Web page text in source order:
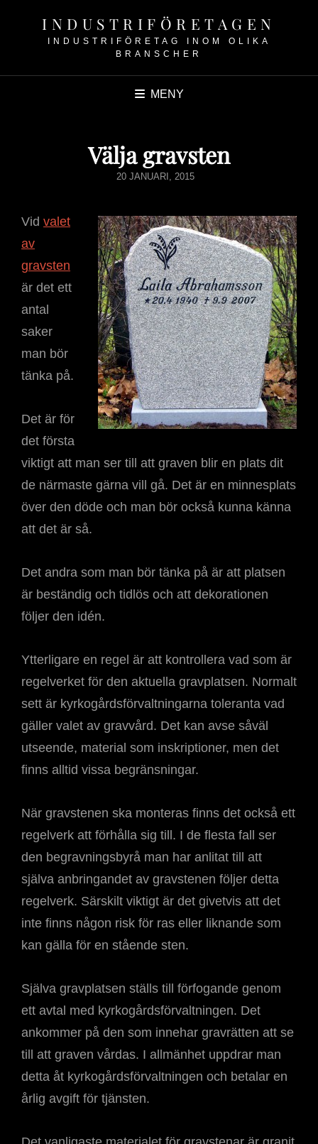
INDUSTRIFÖRETAGEN
INDUSTRIFÖRETAG INOM OLIKA
BRANSCHER
MENY
Välja gravsten
PUBLICERAT
20 JANUARI, 2015
Vid valet
av
gravsten
är det ett
antal
saker
man bör
tänka på.
Det är för
det första
viktigt att man ser till att graven blir en plats dit
de närmaste gärna vill gå. Det är en minnesplats
över den döde och man bör också kunna känna
att det är så.
Det andra som man bör tänka på är att platsen
är beständig och tidlös och att dekorationen
följer den idén.
Ytterligare en regel är att kontrollera vad som är
regelverket för den aktuella gravplatsen. Normalt
sett är kyrkogårdsförvaltningarna toleranta vad
gäller valet av gravvård. Det kan avse såväl
utseende, material som inskriptioner, men det
finns alltid vissa begränsningar.
När gravstenen ska monteras finns det också ett
regelverk att förhålla sig till. I de flesta fall ser
den begravningsbyrå man har anlitat till att
själva anbringandet av gravstenen följer detta
regelverk. Särskilt viktigt är det givetvis att det
inte finns någon risk för ras eller liknande som
kan gälla för en stående sten.
Själva gravplatsen ställs till förfogande genom
ett avtal med kyrkogårdsförvaltningen. Det
ankommer på den som innehar gravrätten att se
till att graven vårdas. I allmänhet uppdrar man
detta åt kyrkogårdsförvaltningen och betalar en
årlig avgift för tjänsten.